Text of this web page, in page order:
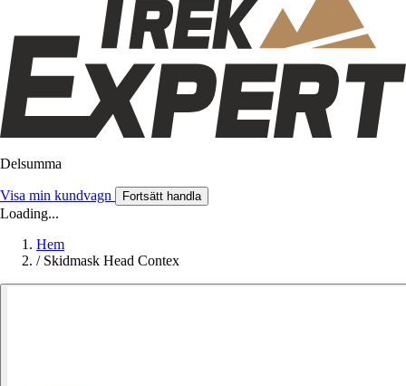
Delsumma
Visa min kundvagn Fortsätt handla
Loading...
Hem
/ Skidmask Head Contex